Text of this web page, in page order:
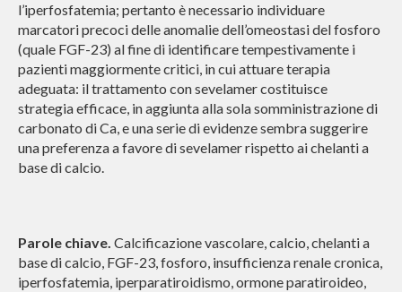
l’iperfosfatemia; pertanto è necessario individuare
marcatori precoci delle anomalie dell’omeostasi del fosforo
(quale FGF-23) al fine di identificare tempestivamente i
pazienti maggiormente critici, in cui attuare terapia
adeguata: il trattamento con sevelamer costituisce
strategia efficace, in aggiunta alla sola somministrazione di
carbonato di Ca, e una serie di evidenze sembra suggerire
una preferenza a favore di sevelamer rispetto ai chelanti a
base di calcio.
Parole chiave. Calcificazione vascolare, calcio, chelanti a
base di calcio, FGF-23, fosforo, insufficienza renale cronica,
iperfosfatemia, iperparatiroidismo, ormone paratiroideo,